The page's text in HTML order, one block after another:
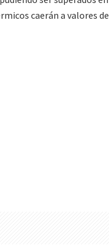
caerán a valores de